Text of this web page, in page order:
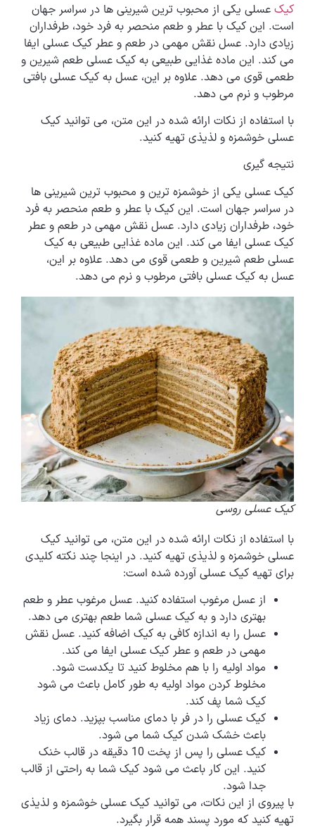
کیک عسلی یکی از محبوب ترین شیرینی ها در سراسر جهان
است. این کیک با عطر و طعم منحصر به فرد خود، طرفداران
زیادی دارد. عسل نقش مهمی در طعم و عطر کیک عسلی ایفا
می کند. این ماده غذایی طبیعی به کیک عسلی طعم شیرین و
طعمی قوی می دهد. علاوه بر این، عسل به کیک عسلی بافتی
مرطوب و نرم می دهد.
با استفاده از نکات ارائه شده در این متن، می توانید کیک
عسلی خوشمزه و لذیذی تهیه کنید.
نتیجه گیری
کیک عسلی یکی از خوشمزه ترین و محبوب ترین شیرینی ها
در سراسر جهان است. این کیک با عطر و طعم منحصر به فرد
خود، طرفداران زیادی دارد. عسل نقش مهمی در طعم و عطر
کیک عسلی ایفا می کند. این ماده غذایی طبیعی به کیک
عسلی طعم شیرین و طعمی قوی می دهد. علاوه بر این،
عسل به کیک عسلی بافتی مرطوب و نرم می دهد.
کیک عسلی روسی
با استفاده از نکات ارائه شده در این متن، می توانید کیک
عسلی خوشمزه و لذیذی تهیه کنید. در اینجا چند نکته کلیدی
برای تهیه کیک عسلی آورده شده است:
از عسل مرغوب استفاده کنید. عسل مرغوب عطر و طعم
بهتری دارد و به کیک عسلی شما طعم بهتری می دهد.
عسل را به اندازه کافی به کیک اضافه کنید. عسل نقش
مهمی در طعم و عطر کیک عسلی ایفا می کند.
مواد اولیه را با هم مخلوط کنید تا یکدست شود.
مخلوط کردن مواد اولیه به طور کامل باعث می شود
کیک شما پف کند.
کیک عسلی را در فر با دمای مناسب بپزید. دمای زیاد
باعث خشک شدن کیک شما می شود.
کیک عسلی را پس از پخت 10 دقیقه در قالب خنک
کنید. این کار باعث می شود کیک شما به راحتی از قالب
جدا شود.
با پیروی از این نکات، می توانید کیک عسلی خوشمزه و لذیذی
تهیه کنید که مورد پسند همه قرار بگیرد.